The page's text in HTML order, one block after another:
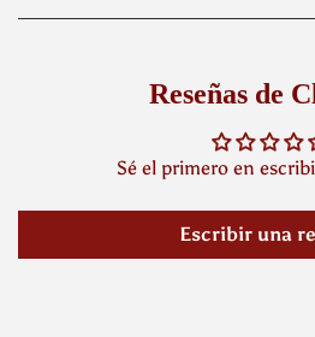
Reseñas de
Sé el primero en
Escribir una